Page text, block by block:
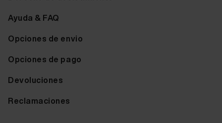
Ayuda & FAQ
Opciones de envio
Opciones de pago
Devoluciones
Reclamaciones